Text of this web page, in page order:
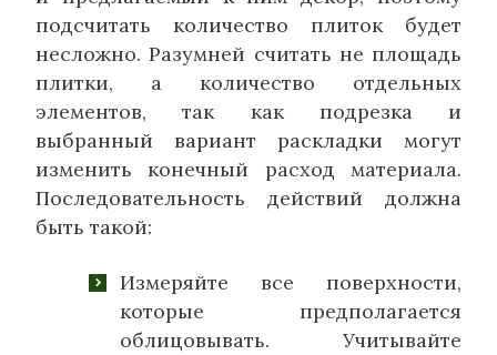
подсчитать количество плиток будет
несложно. Разумней считать не площадь
плитки, а количество отдельных
элементов, так как подрезка и
выбранный вариант раскладки могут
изменить конечный расход материала.
Последовательность действий должна
быть такой:
Измеряйте все поверхности,
которые предполагается
облицовывать. Учитывайте